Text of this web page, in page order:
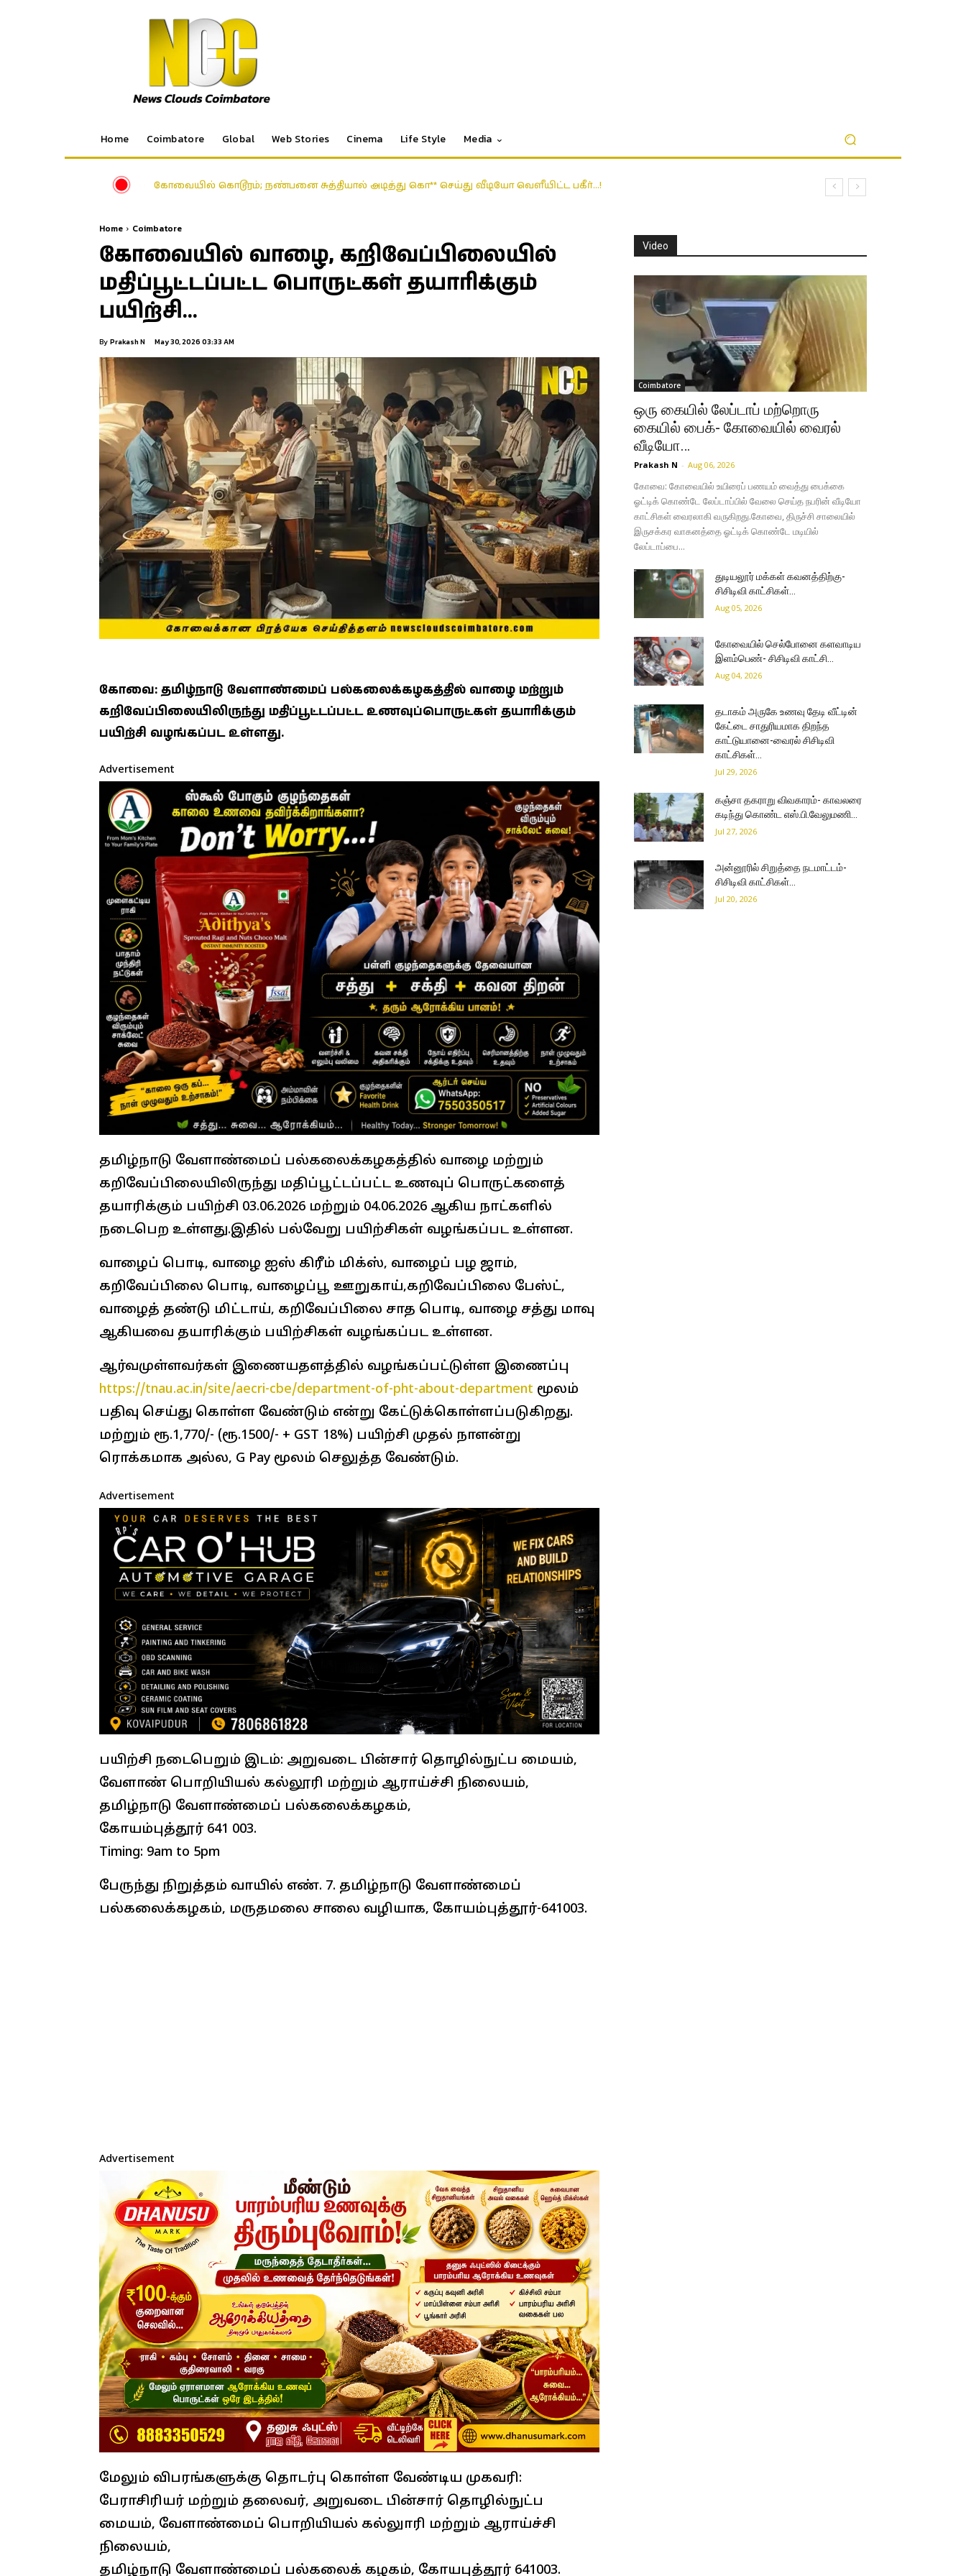
Home Coimbatore Global Web Stories Cinema Life Style Media
கோவையில் கொடூரம்; நண்பனை சுத்தியால் அடித்து கொ** செய்து வீடியோ வெளீயிட்ட பகீர்…!
Home Coimbatore
கோவையில் வாழை, கறிவேப்பிலையில்
மதிப்பூட்டப்பட்ட பொருட்கள் தயாரிக்கும்
பயிற்சி…
By Prakash N May 30, 2026 03:33 AM
கோவை: தமிழ்நாடு வேளாண்மைப் பல்கலைக்கழகத்தில் வாழை மற்றும்
கறிவேப்பிலையிலிருந்து மதிப்பூட்டப்பட்ட உணவுப்பொருட்கள் தயாரிக்கும்
பயிற்சி வழங்கப்பட உள்ளது.
Advertisement
தமிழ்நாடு வேளாண்மைப் பல்கலைக்கழகத்தில் வாழை மற்றும்
கறிவேப்பிலையிலிருந்து மதிப்பூட்டப்பட்ட உணவுப் பொருட்களைத்
தயாரிக்கும் பயிற்சி 03.06.2026 மற்றும் 04.06.2026 ஆகிய நாட்களில்
நடைபெற உள்ளது.இதில் பல்வேறு பயிற்சிகள் வழங்கப்பட உள்ளன.
வாழைப் பொடி, வாழை ஐஸ் கிரீம் மிக்ஸ், வாழைப் பழ ஜாம்,
கறிவேப்பிலை பொடி, வாழைப்பூ ஊறுகாய்,கறிவேப்பிலை பேஸ்ட்,
வாழைத் தண்டு மிட்டாய், கறிவேப்பிலை சாத பொடி, வாழை சத்து மாவு
ஆகியவை தயாரிக்கும் பயிற்சிகள் வழங்கப்பட உள்ளன.
ஆர்வமுள்ளவர்கள் இணையதளத்தில் வழங்கப்பட்டுள்ள இணைப்பு
https://tnau.ac.in/site/aecri-cbe/department-of-pht-about-department மூலம்
பதிவு செய்து கொள்ள வேண்டும் என்று கேட்டுக்கொள்ளப்படுகிறது.
மற்றும் ரூ.1,770/- (ரூ.1500/- + GST 18%) பயிற்சி முதல் நாளன்று
ரொக்கமாக அல்ல, G Pay மூலம் செலுத்த வேண்டும்.
Advertisement
பயிற்சி நடைபெறும் இடம்: அறுவடை பின்சார் தொழில்நுட்ப மையம்,
வேளாண் பொறியியல் கல்லூரி மற்றும் ஆராய்ச்சி நிலையம்,
தமிழ்நாடு வேளாண்மைப் பல்கலைக்கழகம்,
கோயம்புத்தூர் 641 003.
Timing: 9am to 5pm
பேருந்து நிறுத்தம் வாயில் எண். 7. தமிழ்நாடு வேளாண்மைப்
பல்கலைக்கழகம், மருதமலை சாலை வழியாக, கோயம்புத்தூர்-641003.
Advertisement
மேலும் விபரங்களுக்கு தொடர்பு கொள்ள வேண்டிய முகவரி:
பேராசிரியர் மற்றும் தலைவர், அறுவடை பின்சார் தொழில்நுட்ப
மையம், வேளாண்மைப் பொறியியல் கல்லுாரி மற்றும் ஆராய்ச்சி
நிலையம்,
தமிழ்நாடு வேளாண்மைப் பல்கலைக் கழகம், கோயபுத்தூர் 641003.
Video
Coimbatore
ஒரு கையில் லேப்டாப் மற்றொரு
கையில் பைக்- கோவையில் வைரல்
வீடியோ…
Prakash N - Aug 06, 2026
கோவை: கோவையில் உயிரைப் பணயம் வைத்து பைக்கை
ஓட்டிக் கொண்டே லேப்டாப்பில் வேலை செய்த நபரின் வீடியோ
காட்சிகள் வைரலாகி வருகிறது. ​கோவை, திருச்சி சாலையில்
இருசக்கர வாகனத்தை ஓட்டிக் கொண்டே மடியில்
லேப்டாப்பை...
துடியலூர் மக்கள் கவனத்திற்கு-
சிசிடிவி காட்சிகள்…
Aug 05, 2026
கோவையில் செல்போனை களவாடிய
இளம்பெண்- சிசிடிவி காட்சி…
Aug 04, 2026
தடாகம் அருகே உணவு தேடி வீட்டின்
கேட்டை சாதுரியமாக திறந்த
காட்டுயானை-வைரல் சிசிடிவி
காட்சிகள்…
Jul 29, 2026
கஞ்சா தகராறு விவகாரம்- காவலரை
கடிந்து கொண்ட எஸ்.பி.வேலுமணி…
Jul 27, 2026
அன்னூரில் சிறுத்தை நடமாட்டம்-
சிசிடிவி காட்சிகள்…
Jul 20, 2026